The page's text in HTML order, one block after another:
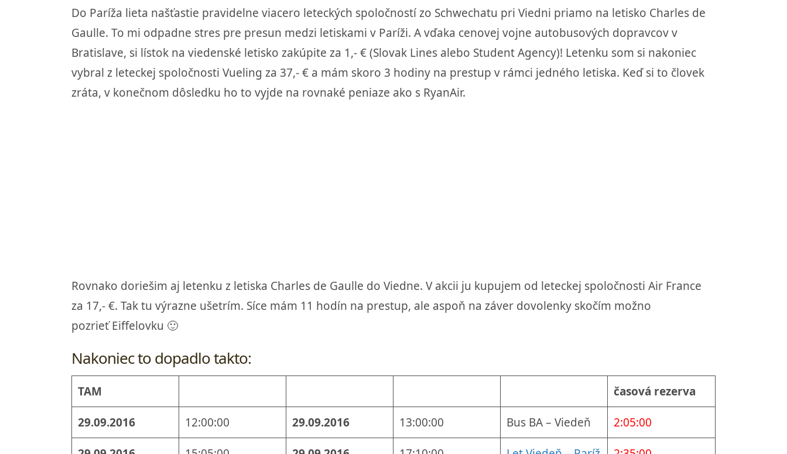
Do Paríža lieta našťastie pravidelne viacero leteckých spoločností zo Schwechatu pri Viedni priamo na letisko Charles de
Gaulle. To mi odpadne stres pre presun medzi letiskami v Paríži. A vďaka cenovej vojne autobusových dopravcov v
Bratislave, si lístok na viedenské letisko zakúpite za 1,- € (Slovak Lines alebo Student Agency)! Letenku som si nakoniec
vybral z leteckej spoločnosti Vueling za 37,- € a mám skoro 3 hodiny na prestup v rámci jedného letiska. Keď si to človek
zráta, v konečnom dôsledku ho to vyjde na rovnaké peniaze ako s RyanAir.
Rovnako doriešim aj letenku z letiska Charles de Gaulle do Viedne. V akcii ju kupujem od leteckej spoločnosti Air France
za 17,- €. Tak tu výrazne ušetrím. Síce mám 11 hodín na prestup, ale aspoň na záver dovolenky skočím možno
pozrieť Eiffelovku 🙂
Nakoniec to dopadlo takto:
TAM časová rezerva
29.09.2016 12:00:00 29.09.2016 13:00:00 Bus BA – Viedeň 2:05:00